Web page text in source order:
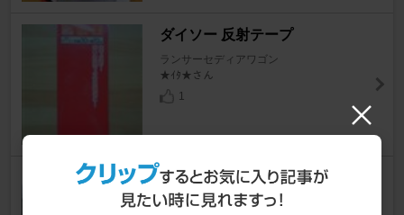
ダイソー 反射テープ
ランサーセディアワゴン
★ｲﾀ★さん
1
??? ウインカーミラーカバー
ランサーセディアワゴン